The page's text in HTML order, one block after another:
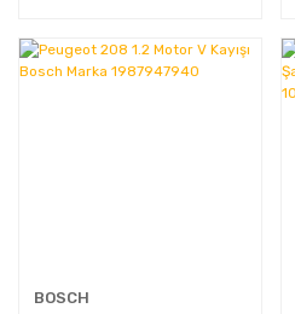
BOSCH